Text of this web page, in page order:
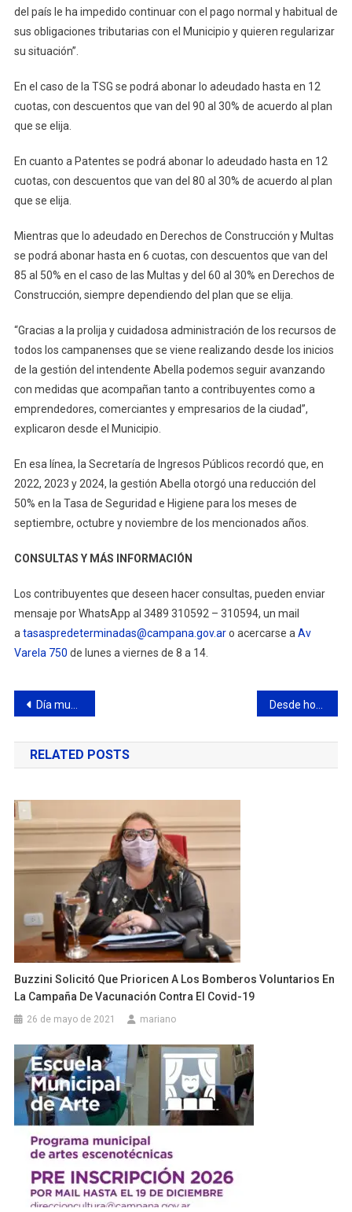
del país le ha impedido continuar con el pago normal y habitual de
sus obligaciones tributarias con el Municipio y quieren regularizar
su situación”.
En el caso de la TSG se podrá abonar lo adeudado hasta en 12
cuotas, con descuentos que van del 90 al 30% de acuerdo al plan
que se elija.
En cuanto a Patentes se podrá abonar lo adeudado hasta en 12
cuotas, con descuentos que van del 80 al 30% de acuerdo al plan
que se elija.
Mientras que lo adeudado en Derechos de Construcción y Multas
se podrá abonar hasta en 6 cuotas, con descuentos que van del
85 al 50% en el caso de las Multas y del 60 al 30% en Derechos de
Construcción, siempre dependiendo del plan que se elija.
“Gracias a la prolija y cuidadosa administración de los recursos de
todos los campanenses que se viene realizando desde los inicios
de la gestión del intendente Abella podemos seguir avanzando
con medidas que acompañan tanto a contribuyentes como a
emprendedores, comerciantes y empresarios de la ciudad”,
explicaron desde el Municipio.
En esa línea, la Secretaría de Ingresos Públicos recordó que, en
2022, 2023 y 2024, la gestión Abella otorgó una reducción del
50% en la Tasa de Seguridad e Higiene para los meses de
septiembre, octubre y noviembre de los mencionados años.
CONSULTAS Y MÁS INFORMACIÓN
Los contribuyentes que deseen hacer consultas, pueden enviar
mensaje por WhatsApp al 3489 310592 – 310594, un mail
atasaspredeterminadas@campana.gov.aro acercarse aAv
Varela 750 de lunes a viernes de 8 a 14.
Navegación
de
entradas
Día mundial de la Celiaquía: por qué se conmemora hoy y cómo detectar esta enfermedad Desde hoy, la sociedad de fomento del barrio Sarmiento celebra su 40º aniversario
RELATED POSTS
Buzzini Solicitó Que Prioricen A Los Bomberos Voluntarios En
La Campaña De Vacunación Contra El Covid-19
26 de mayo de 2021 mariano